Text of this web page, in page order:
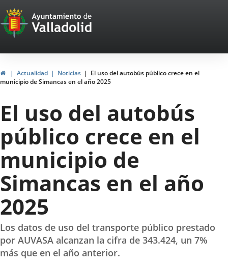
Portal
Web
del
Ayuntamiento
de
Valladolid
InicioActualidad Noticias
El uso del autobús público crece en el
municipio de Simancas en el año 2025
El uso del autobús
público crece en el
municipio de
Simancas en el año
2025
Los datos de uso del transporte público prestado
por AUVASA alcanzan la cifra de 343.424, un 7%
más que en el año anterior.